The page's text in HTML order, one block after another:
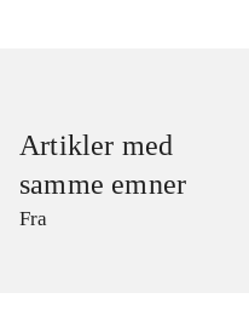
Artikler med
samme emner
Fra